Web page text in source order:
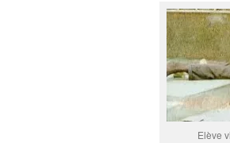
Elève